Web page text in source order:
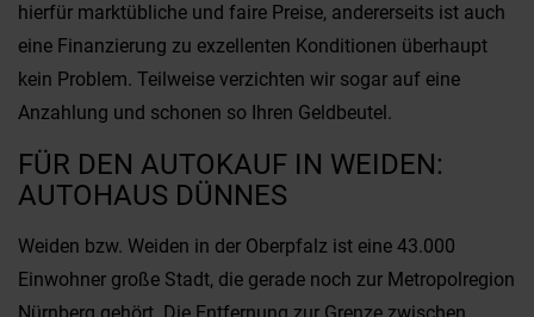
hierfür marktübliche und faire Preise, andererseits ist auch
eine Finanzierung zu exzellenten Konditionen überhaupt
kein Problem. Teilweise verzichten wir sogar auf eine
Anzahlung und schonen so Ihren Geldbeutel.
FÜR DEN AUTOKAUF IN WEIDEN:
AUTOHAUS DÜNNES
Weiden bzw. Weiden in der Oberpfalz ist eine 43.000
Einwohner große Stadt, die gerade noch zur Metropolregion